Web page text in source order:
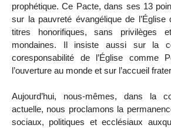
prophétique. Ce Pacte, dans ses 13
sur la pauvreté évangélique de
titres honorifiques, sans privilèges
mondaines. Il insiste aussi sur la
coresponsabilité de l’Église comme
l’ouverture au monde et sur l’accueil
Aujourd’hui, nous-mêmes, dans la
actuelle, nous proclamons la
sociaux, politiques et ecclésiaux